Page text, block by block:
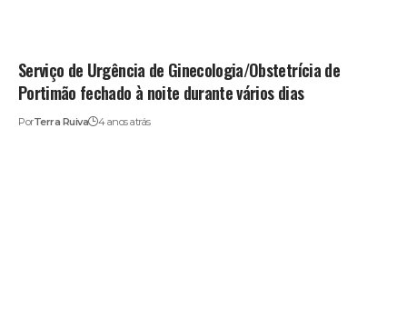
Serviço de Urgência de Ginecologia/Obstetrícia de
Portimão fechado à noite durante vários dias
PorTerra Ruiva 4 anos atrás